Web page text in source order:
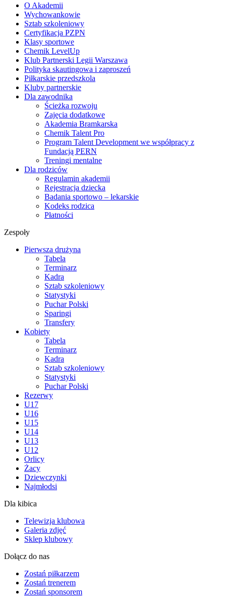
O Akademii
Wychowankowie
Sztab szkoleniowy
Certyfikacja PZPN
Klasy sportowe
Chemik LevelUp
Klub Partnerski Legii Warszawa
Polityka skautingowa i zaproszeń
Piłkarskie przedszkola
Kluby partnerskie
Dla zawodnika
Ścieżka rozwoju
Zajęcia dodatkowe
Akademia Bramkarska
Chemik Talent Pro
Program Talent Development we współpracy z
Fundacją PERN
Treningi mentalne
Dla rodziców
Regulamin akademii
Rejestracja dziecka
Badania sportowo – lekarskie
Kodeks rodzica
Płatności
Zespoły
Pierwsza drużyna
Tabela
Terminarz
Kadra
Sztab szkoleniowy
Statystyki
Puchar Polski
Sparingi
Transfery
Kobiety
Tabela
Terminarz
Kadra
Sztab szkoleniowy
Statystyki
Puchar Polski
Rezerwy
U17
U16
U15
U14
U13
U12
Orlicy
Żacy
Dziewczynki
Najmłodsi
Dla kibica
Telewizja klubowa
Galeria zdjęć
Sklep klubowy
Dołącz do nas
Zostań piłkarzem
Zostań trenerem
Zostań sponsorem